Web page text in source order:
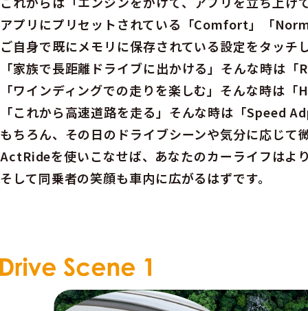
アプリにプリセットされている「Comfort」「
ご自身で既にメモリに保存されている設定をタッ
「家族で長距離ドライブに出かける」そんな時は
「ワインディングでの走りを楽しむ」そんな時は
「これから高速道路を走る」そんな時は「Speed
もちろん、その日のドライブシーンや気分に応じ
ActRideを使いこなせば、あなたのカーライフはよ
そして同乗者の笑顔も車内に広がるはずです。